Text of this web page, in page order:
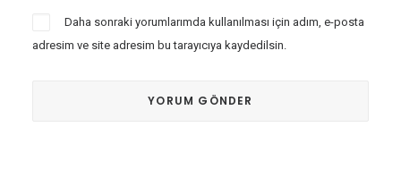
Daha sonraki yorumlarımda kullanılması için adım, e-posta
adresim ve site adresim bu tarayıcıya kaydedilsin.